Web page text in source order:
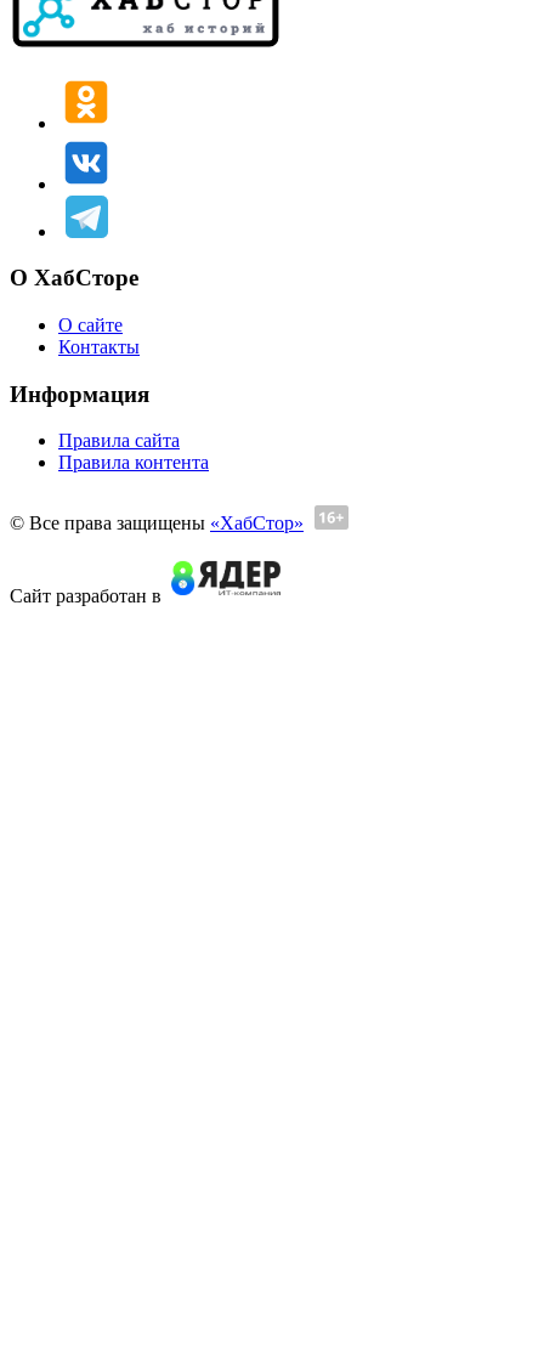
О ХабСторе
О сайте
Контакты
Информация
Правила сайта
Правила контента
© Все права защищены «ХабСтор»
Сайт разработан в